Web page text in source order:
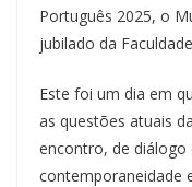
Português 2025, o
jubilado da
Este foi um dia em
as questões atuais
encontro, de diálogo
contemporaneidade